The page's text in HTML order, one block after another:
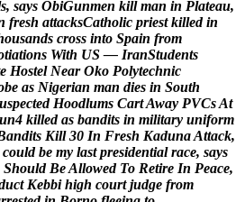
s, says ObiGunmen kill man in Plateau,
fresh attacksCatholic priest killed in
ousands cross into Spain from
tiations With US — IranStudents
e Hostel Near Oko Polytechnic
be as Nigerian man dies in South
uspected Hoodlums CartAway PVCsAt
un4 killed as bandits in military uniform
andits Kill 30 In Fresh KadunaAttack,
could be my last presidential race, says
Should BeAllowed To Retire In Peace,
uct Kebbi high court judge from